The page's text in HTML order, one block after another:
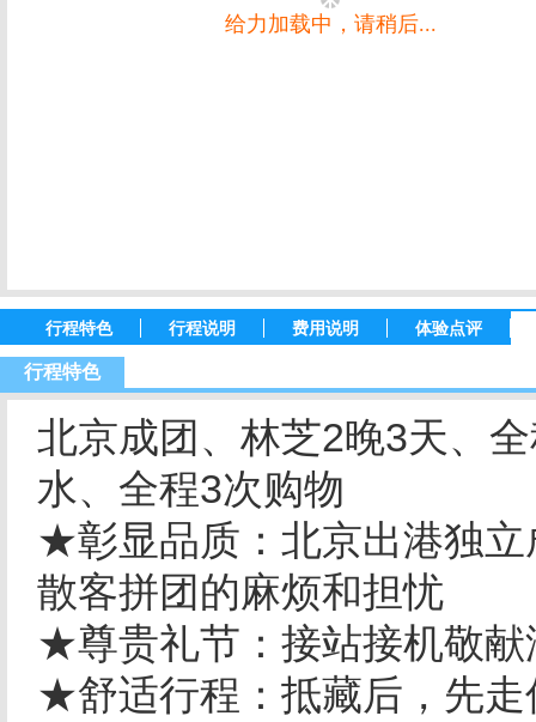
给力加载中，请稍后...
行程特色 行程说明 费用说明 体验点评
行程特色
北京成团、林芝2晚3天、
水、全程3次购物
★彰显品质：北京出港独
散客拼团的麻烦和担忧
★尊贵礼节：接站接机敬
★舒适行程：抵藏后，先